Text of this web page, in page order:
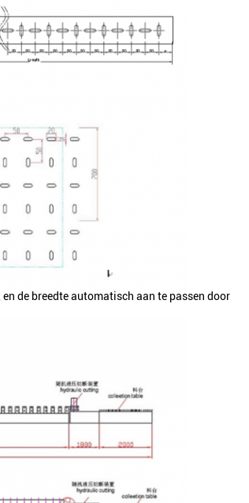
de breedte automatisch aan te passen door